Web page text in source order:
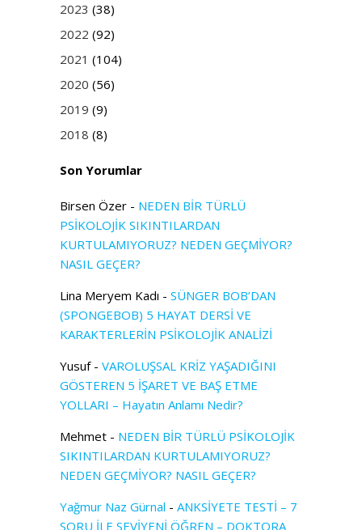
2023 (38)
2022 (92)
2021 (104)
2020 (56)
2019 (9)
2018 (8)
Son Yorumlar
Birsen Özer - NEDEN BİR TÜRLÜ
PSİKOLOJİK SIKINTILARDAN
KURTULAMIYORUZ? NEDEN GEÇMİYOR?
NASIL GEÇER?
Lina Meryem Kadı - SÜNGER BOB’DAN
(SPONGEBOB) 5 HAYAT DERSİ VE
KARAKTERLERİN PSİKOLOJİK ANALİZİ
Yusuf- VAROLUŞSAL KRİZ YAŞADIĞINI
GÖSTEREN 5 İŞARET VE BAŞ ETME
YOLLARI – Hayatın Anlamı Nedir?
Mehmet - NEDEN BİR TÜRLÜ PSİKOLOJİK
SIKINTILARDAN KURTULAMIYORUZ?
NEDEN GEÇMİYOR? NASIL GEÇER?
Yağmur Naz Gürnal - ANKSİYETE TESTİ – 7
SORU İLE SEVİYENİ ÖĞREN – DOKTORA